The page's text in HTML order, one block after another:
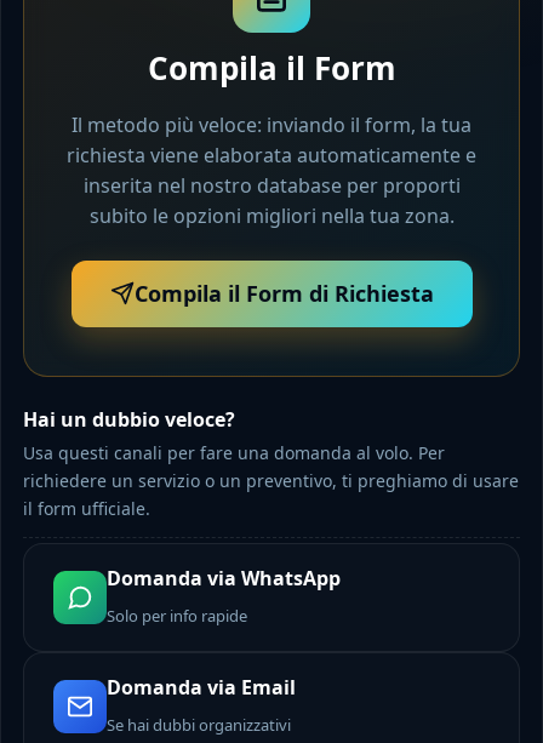
Compila il Form
Il metodo più veloce: inviando il form, la tua
richiesta viene elaborata automaticamente e
inserita nel nostro database per proporti
subito le opzioni migliori nella tua zona.
Compila il Form di Richiesta
Hai un dubbio veloce?
Usa questi canali per fare una domanda al volo. Per
richiedere un servizio o un preventivo, ti preghiamo di usare
il form ufficiale.
Domanda via WhatsApp
Solo per info rapide
Domanda via Email
Se hai dubbi organizzativi